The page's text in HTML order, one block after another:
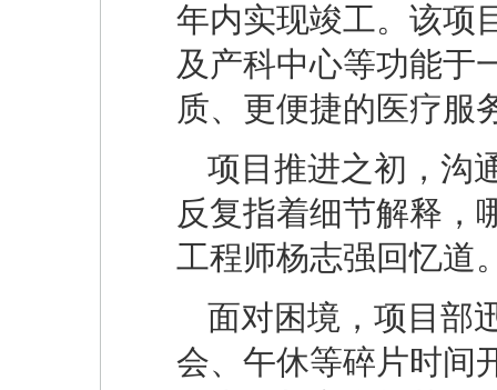
年内实现竣工。该项
及产科中心等功能于
质、更便捷的医疗服
项目推进之初，沟
反复指着细节解释，
工程师杨志强回忆道
面对困境，项目部
会、午休等碎片时间